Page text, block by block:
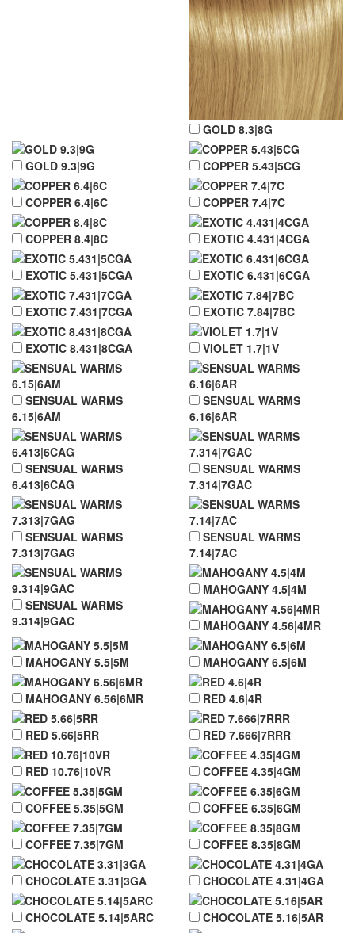
GOLD 8.3|8G
GOLD 9.3|9G COPPER 5.43|5CG
COPPER 6.4|6C COPPER 7.4|7C
COPPER 8.4|8C EXOTIC 4.431|4CGA
EXOTIC 5.431|5CGA EXOTIC 6.431|6CGA
EXOTIC 7.431|7CGA EXOTIC 7.84|7BC
EXOTIC 8.431|8CGA VIOLET 1.7|1V
SENSUAL WARMS
6.15|6AM
SENSUAL WARMS
6.16|6AR
SENSUAL WARMS
6.413|6CAG
SENSUAL WARMS
7.314|7GAC
SENSUAL WARMS
7.313|7GAG
SENSUAL WARMS
7.14|7AC
SENSUAL WARMS
9.314|9GAC
MAHOGANY 4.5|4M
MAHOGANY 4.56|4MR
MAHOGANY 5.5|5M MAHOGANY 6.5|6M
MAHOGANY 6.56|6MR RED 4.6|4R
RED 5.66|5RR RED 7.666|7RRR
RED 10.76|10VR COFFEE 4.35|4GM
COFFEE 5.35|5GM COFFEE 6.35|6GM
COFFEE 7.35|7GM COFFEE 8.35|8GM
CHOCOLATE 3.31|3GA CHOCOLATE 4.31|4GA
CHOCOLATE 5.14|5ARC CHOCOLATE 5.16|5AR